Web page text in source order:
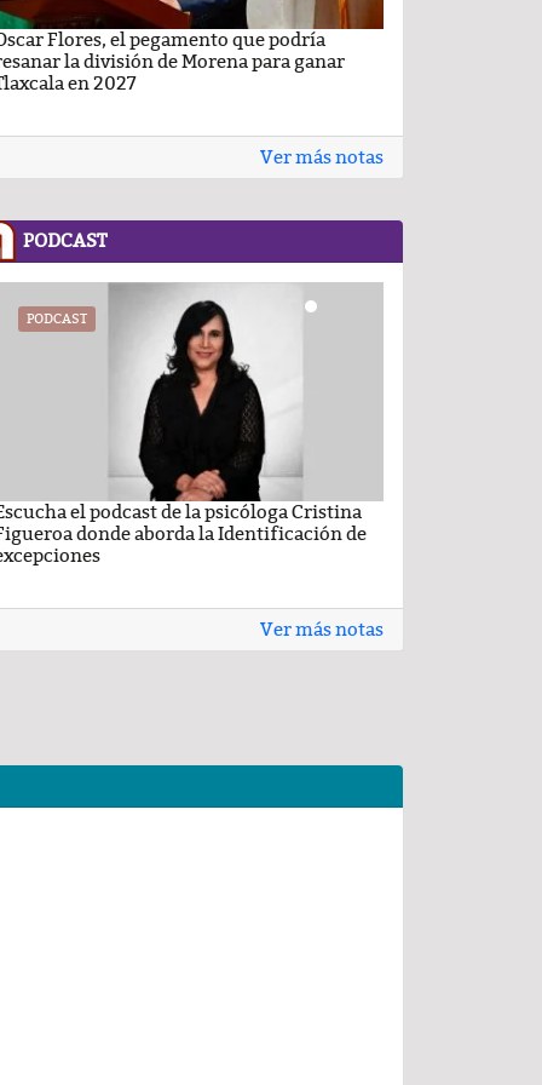
Flores, el pegamento que podría
la división de Morena para ganar
en 2027
Ver más notas
PODCAST
PODCAST
el podcast de la psicóloga Cristina
donde aborda la Identificación de
Ver más notas